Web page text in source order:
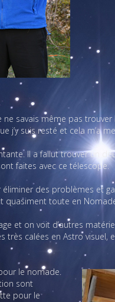
savais même pas trouver
j’y suis resté et cela m’a
Il a fallut trouver un
faites avec ce télescope.
des problèmes et
quasiment toute en
et on voit d’autres
calées en Astro visuel,
le nomade.
sont
pour le